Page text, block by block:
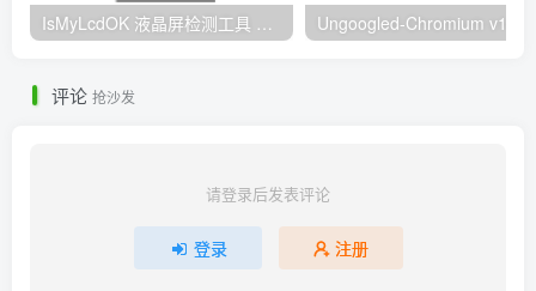
IsMyLcdOK 液晶屏检测工具 – 8种纯色+渐变测试 快速定位屏幕缺陷
评论 抢沙发
请登录后发表评论
登录 注册